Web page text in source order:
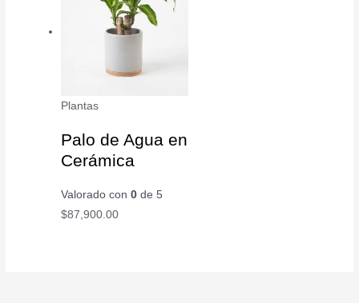
Plantas
Palo de Agua en
Cerámica
Valorado con 0de 5
$87,900.00